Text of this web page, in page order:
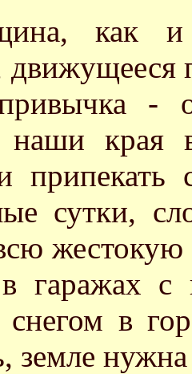
как и
-
наши края
припекать
сутки,
гаражах с
в
земле нужна